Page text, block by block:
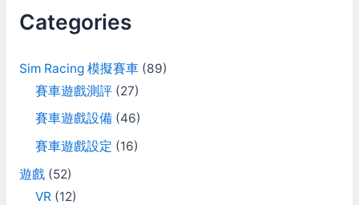
h
Categories
Sim Racing 模擬賽車(89)
賽車遊戲測評(27)
賽車遊戲設備(46)
賽車遊戲設定 (16)
遊戲(52)
VR (12)